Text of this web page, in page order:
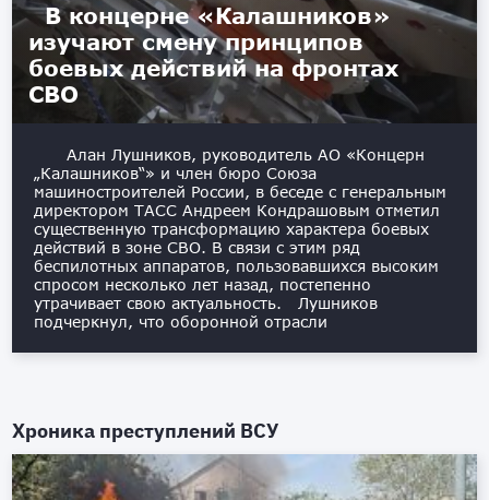
В концерне «Калашников»
изучают смену принципов
боевых действий на фронтах
СВО
Алан Лушников, руководитель АО «Концерн
„Калашников“» и член бюро Союза
машиностроителей России, в беседе с генеральным
директором ТАСС Андреем Кондрашовым отметил
существенную трансформацию характера боевых
действий в зоне СВО. В связи с этим ряд
беспилотных аппаратов, пользовавшихся высоким
спросом несколько лет назад, постепенно
утрачивает свою актуальность. Лушников
подчеркнул, что оборонной отрасли
Хроника преступлений ВСУ